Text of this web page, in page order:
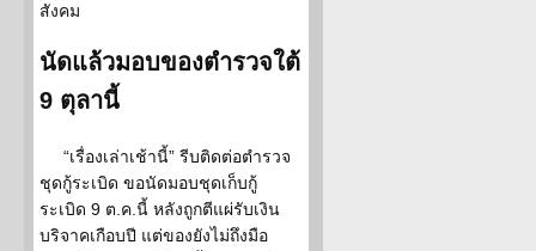
สังคม
นัดแล้วมอบของตำรวจใต้
9 ตุลานี้
“เรื่องเล่าเช้านี้” รีบติดต่อตำรวจ
ชุดกู้ระเบิด ขอนัดมอบชุดเก็บกู้
ระเบิด 9 ต.ค.นี้ หลังถูกตีแผ่รับเงิน
บริจาคเกือบปี แต่ของยังไม่ถึงมือ